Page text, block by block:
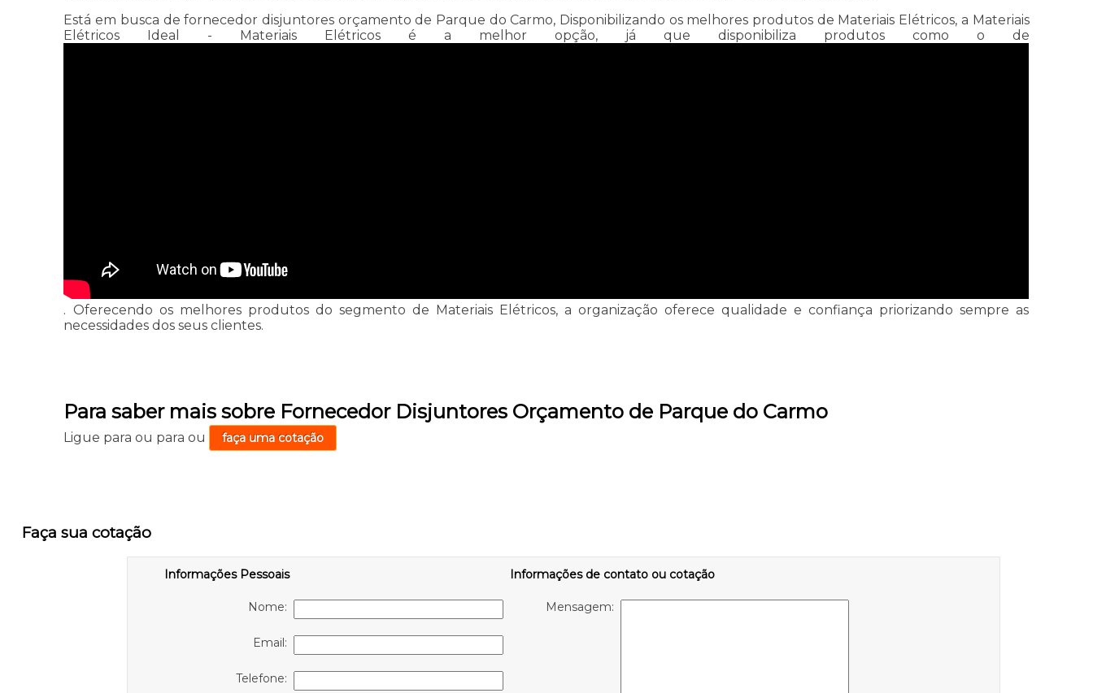
Está em busca de fornecedor disjuntores orçamento de Parque do Carmo, Disponibilizando os melhores produtos de Materiais Elétricos, a Materiais
Elétricos Ideal - Materiais Elétricos é a melhor opção, já que disponibiliza produtos como o de
. Oferecendo os melhores produtos do segmento de Materiais Elétricos, a organização oferece qualidade e confiança priorizando sempre as
necessidades dos seus clientes.
Para saber mais sobre Fornecedor Disjuntores Orçamento de Parque do Carmo
Ligue paraou paraou faça uma cotação
Faça sua cotação
Informações Pessoais
Nome:
Email:
Telefone:
Informações de contato ou cotação
Mensagem: